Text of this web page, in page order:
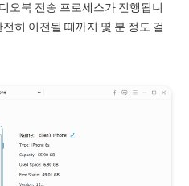
오북 전송 프로세스가 진행됩니
히 이전될 때까지 몇 분 정도 걸